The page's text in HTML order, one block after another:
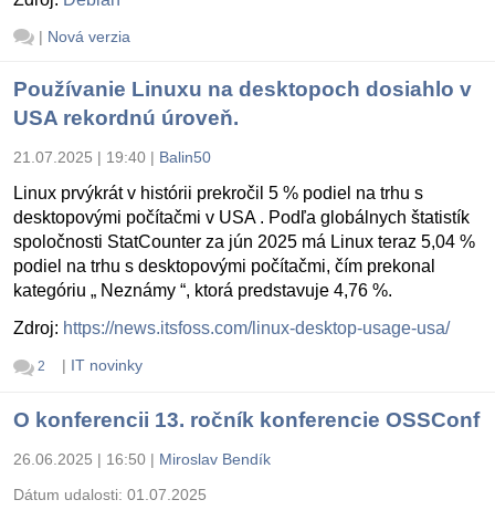
| Nová verzia
Používanie Linuxu na desktopoch dosiahlo v
USA rekordnú úroveň.
21.07.2025 | 19:40 | Balin50
Linux prvýkrát v histórii prekročil 5 % podiel na trhu s
desktopovými počítačmi v USA . Podľa globálnych štatistík
spoločnosti StatCounter za jún 2025 má Linux teraz 5,04 %
podiel na trhu s desktopovými počítačmi, čím prekonal
kategóriu „ Neznámy “, ktorá predstavuje 4,76 %.
Zdroj: https://news.itsfoss.com/linux-desktop-usage-usa/
2 | IT novinky
O konferencii 13. ročník konferencie OSSConf
26.06.2025 | 16:50 | Miroslav Bendík
Dátum udalosti: 01.07.2025